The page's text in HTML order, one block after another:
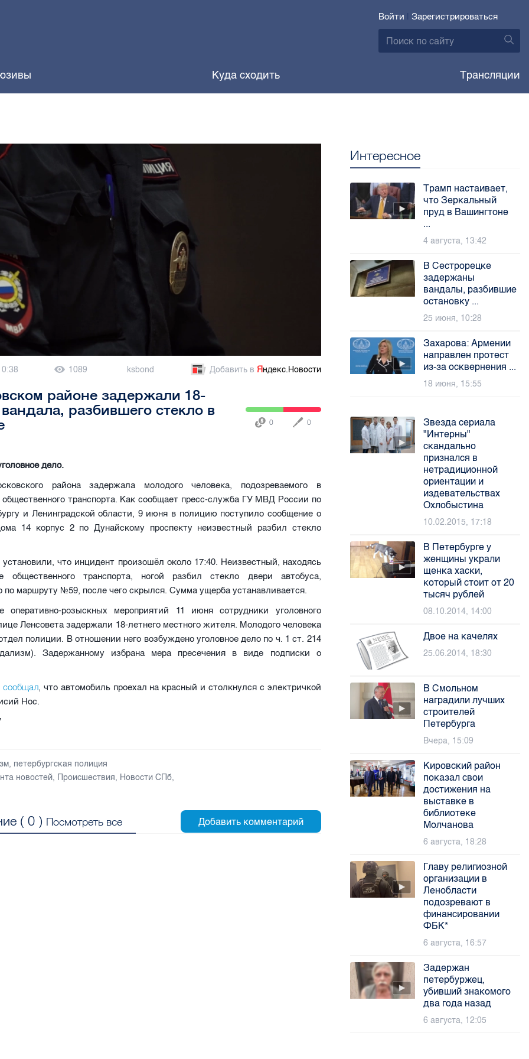
Войти | Зарегистрироваться
Куда сходить Трансляции
1089 ksbond Добавить в Яндекс.Новости
районе задержали 18-
вандала, разбившего стекло в
0 0
дело.
района задержала молодого человека, подозреваемого в
транспорта. Как сообщает пресс-служба ГУ МВД России по
и Ленинградской области, 9 июня в полицию поступило сообщение о
14 корпус 2 по Дунайскому проспекту неизвестный разбил стекло
что инцидент произошёл около 17:40. Неизвестный, находясь
общественного транспорта, ногой разбил стекло двери автобуса,
по маршруту №59, после чего скрылся. Сумма ущерба устанавливается.
оперативно-розыскных мероприятий 11 июня сотрудники уголовного
Ленсовета задержали 18-летнего местного жителя. Молодого человека
полиции. В отношении него возбуждено уголовное дело по ч. 1 ст. 214
Задержанному избрана мера пресечения в виде подписки о
сообщал, что автомобиль проехал на красный и столкнулся с электричкой
Нос.
, петербургская полиция
новостей, Происшествия, Новости СПб,
(0 ) Посмотреть все
Интересное
Трамп настаивает,
что Зеркальный
пруд в Вашингтоне
...
4 августа, 13:42
В Сестрорецке
задержаны
вандалы, разбившие
остановку ...
25 июня, 10:28
Захарова: Армении
направлен протест
из-за осквернения ...
18 июня, 15:55
Звезда сериала
"Интерны"
скандально
признался в
нетрадиционной
ориентации и
издевательствах
Охлобыстина
10.02.2015, 17:18
В Петербурге у
женщины украли
щенка хаски,
который стоит от 20
тысяч рублей
08.10.2014, 14:00
Двое на качелях
25.06.2014, 18:30
В Смольном
наградили лучших
строителей
Петербурга
Вчера, 15:09
Кировский район
показал свои
достижения на
выставке в
библиотеке
Молчанова
6 августа, 18:28
Главу религиозной
организации в
Ленобласти
подозревают в
финансировании
ФБК*
6 августа, 16:57
Задержан
петербуржец,
убивший знакомого
два года назад
6 августа, 12:05